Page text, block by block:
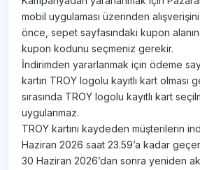
mobil uygulaması üzerinden
önce, sepet sayfasındaki kupon
kupon kodunu seçmeniz gerekir.
İndirimden yararlanmak için ödeme
kartın TROY logolu kayıtlı kart olması
sırasında TROY logolu kayıtlı kart
uygulanmaz.
TROY kartını kaydeden müşterilerin
Haziran 2026 saat 23.59’a kadar
30 Haziran 2026’dan sonra yeniden